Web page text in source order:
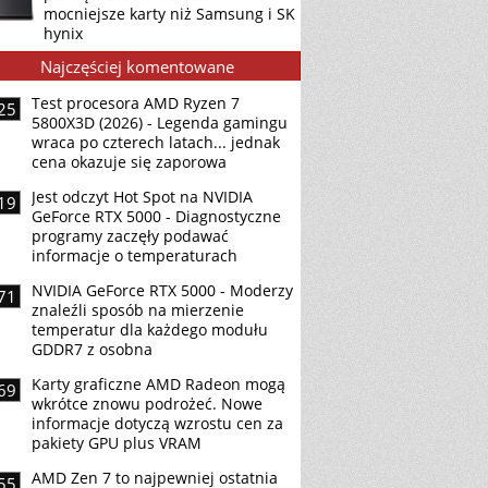
mocniejsze karty niż Samsung i SK
hynix
Najczęściej komentowane
Test procesora AMD Ryzen 7
5800X3D (2026) - Legenda gamingu
wraca po czterech latach... jednak
cena okazuje się zaporowa
Jest odczyt Hot Spot na NVIDIA
GeForce RTX 5000 - Diagnostyczne
programy zaczęły podawać
informacje o temperaturach
NVIDIA GeForce RTX 5000 - Moderzy
znaleźli sposób na mierzenie
temperatur dla każdego modułu
GDDR7 z osobna
Karty graficzne AMD Radeon mogą
wkrótce znowu podrożeć. Nowe
informacje dotyczą wzrostu cen za
pakiety GPU plus VRAM
AMD Zen 7 to najpewniej ostatnia